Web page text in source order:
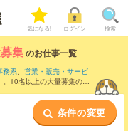
気になる! ログイン 検索
集のお仕事一覧
務系、 営業・販売・サービ
10名以上の大量募集の条
条件の変更